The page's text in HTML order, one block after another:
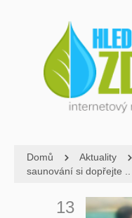
Domů Aktuality
saunování si dopřejte ..
13